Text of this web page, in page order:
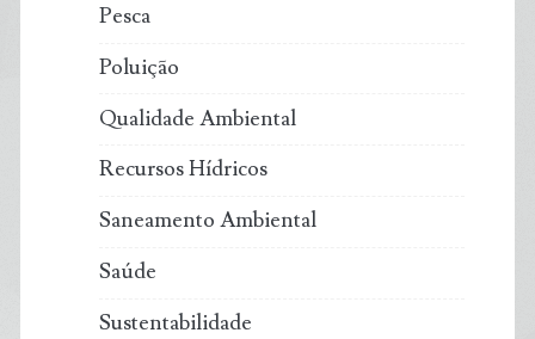
Pesca
Poluição
Qualidade Ambiental
Recursos Hídricos
Saneamento Ambiental
Saúde
Sustentabilidade